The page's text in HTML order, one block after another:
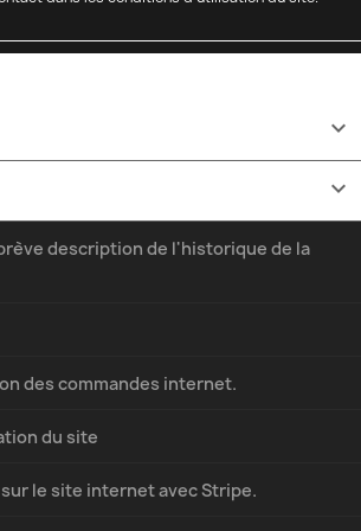


des commandes internet.
du site
description de l'historique de la
le site internet avec Stripe.